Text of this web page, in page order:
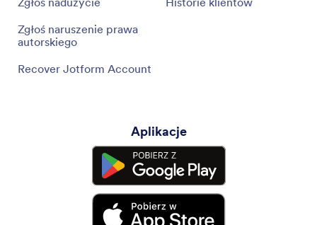
Zgłoś naruszenie prawa
autorskiego
Recover Jotform Account
Aplikacje